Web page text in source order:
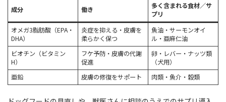
成分 働き
多く含まれる食材／サ
プリ
オメガ3脂肪酸（EPA・
DHA）
炎症を抑える・皮膚を
柔らかく保つ
魚油・サーモンオイ
ル・亜麻仁油
ビオチン（ビタミン
H）
フケ予防・皮膚の代謝
促進
卵・レバー・ナッツ類
（犬用）
亜鉛
皮膚の修復をサポート 肉類・魚介・穀類